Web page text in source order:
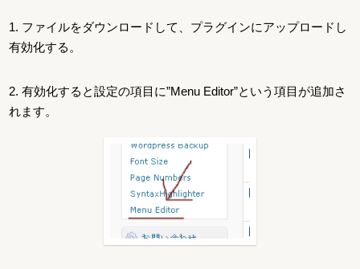
1. ファイルをダウンロードして、プラグインにアップロードし
有効化する。
2. 有効化すると設定の項目に”Menu Editor”という項目が追加さ
れます。